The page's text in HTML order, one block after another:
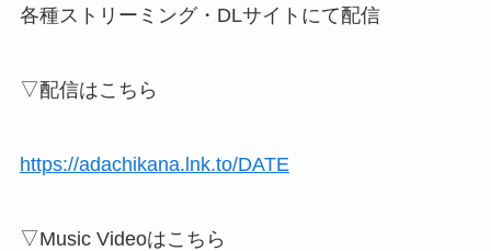
各種ストリーミング・DLサイトにて配信
▽配信はこちら
https://adachikana.lnk.to/DATE
▽Music Videoはこちら